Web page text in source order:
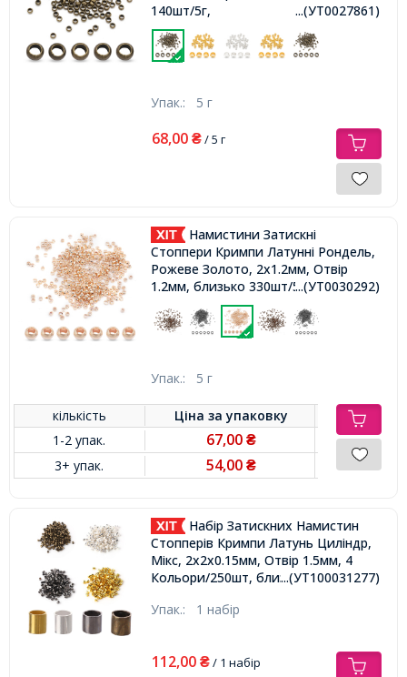
140шт/5г,
...(УТ0027861)
Упак.: 5 г
68,00 ₴/ 5 г
Намистини Затискні
Стоппери Кримпи Латунні Рондель,
Рожеве Золото, 2х1.2мм, Отвір
1.2мм, близько 330шт/5г,...(УТ0030292)
Упак.: 5 г
кількість Ціна заупаковку
1-2 упак.
67,00₴
3+ упак. 54,00₴
Набір Затискних Намистин
Стопперів Кримпи Латунь Циліндр,
Мікс, 2х2х0.15мм, Отвір 1.5мм, 4
Кольори/250шт, близько 1000шт/
...(УТ100031277)
Упак.: 1 набір
112,00 ₴/ 1 набір